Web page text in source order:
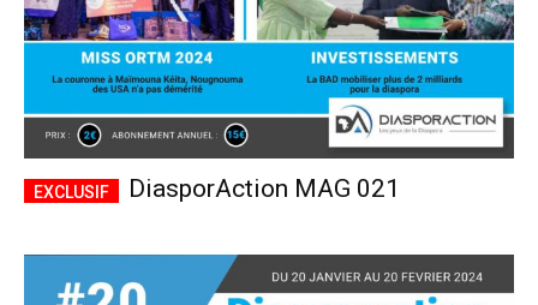
DiasporAction MAG 021